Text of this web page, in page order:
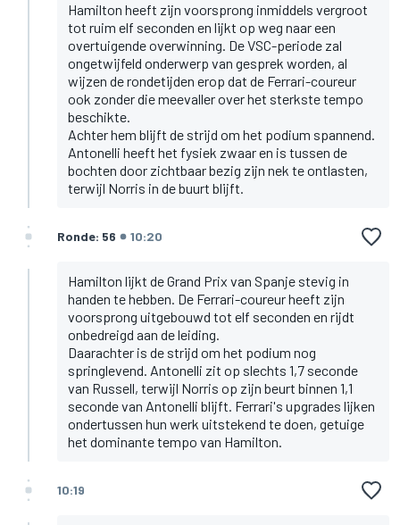
Hamilton heeft zijn voorsprong inmiddels vergroot
tot ruim elf seconden en lijkt op weg naar een
overtuigende overwinning. De VSC-periode zal
ongetwijfeld onderwerp van gesprek worden, al
wijzen de rondetijden erop dat de Ferrari-coureur
ook zonder die meevaller over het sterkste tempo
beschikte.
Achter hem blijft de strijd om het podium spannend.
Antonelli heeft het fysiek zwaar en is tussen de
bochten door zichtbaar bezig zijn nek te ontlasten,
terwijl Norris in de buurt blijft.
Ronde: 56 10:20
Hamilton lijkt de Grand Prix van Spanje stevig in
handen te hebben. De Ferrari-coureur heeft zijn
voorsprong uitgebouwd tot elf seconden en rijdt
onbedreigd aan de leiding.
Daarachter is de strijd om het podium nog
springlevend. Antonelli zit op slechts 1,7 seconde
van Russell, terwijl Norris op zijn beurt binnen 1,1
seconde van Antonelli blijft. Ferrari's upgrades lijken
ondertussen hun werk uitstekend te doen, getuige
het dominante tempo van Hamilton.
10:19